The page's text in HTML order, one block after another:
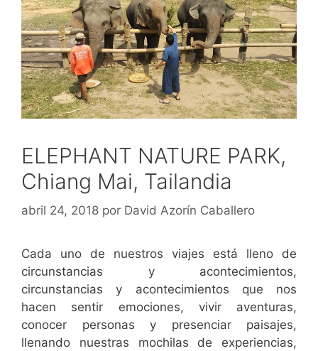
ELEPHANT NATURE PARK,
Chiang Mai, Tailandia
abril 24, 2018 por David Azorín Caballero
Cada uno de nuestros viajes está lleno de
circunstancias y acontecimientos,
circunstancias y acontecimientos que nos
hacen sentir emociones, vivir aventuras,
conocer personas y presenciar paisajes,
llenando nuestras mochilas de experiencias,